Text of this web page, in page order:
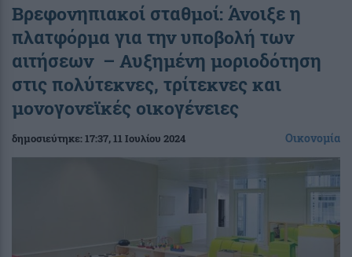
Βρεφονηπιακοί σταθμοί: Άνοιξε η
πλατφόρμα για την υποβολή των
αιτήσεων – Αυξημένη μοριοδότηση
στις πολύτεκνες, τρίτεκνες και
μονογονεϊκές οικογένειες
δημοσιεύτηκε:17:37, 11 Ιουλίου 2024 Οικονομία